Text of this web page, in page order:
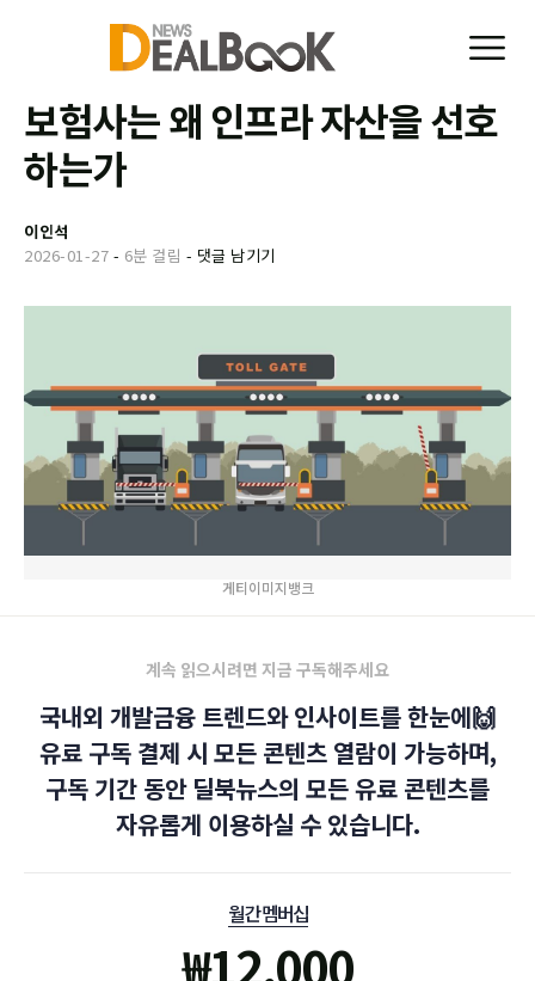
보험사는 왜 인프라 자산을 선호
하는가
이인석
2026-01-27 - 6분 걸림 - 댓글 남기기
게티이미지뱅크
계속 읽으시려면 지금 구독해주세요
국내외 개발금융 트렌드와 인사이트를 한눈에🙌
유료 구독 결제 시 모든 콘텐츠 열람이 가능하며,
구독 기간 동안 딜북뉴스의 모든 유료 콘텐츠를
자유롭게 이용하실 수 있습니다.
월간 멤버십
₩12,000